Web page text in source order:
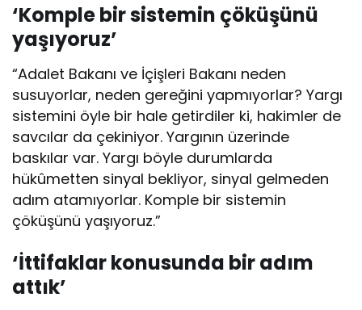
‘Komple bir sistemin çöküşünü
yaşıyoruz’
“Adalet Bakanı ve İçişleri Bakanı neden
susuyorlar, neden gereğini yapmıyorlar? Yargı
sistemini öyle bir hale getirdiler ki, hakimler de
savcılar da çekiniyor. Yargının üzerinde
baskılar var. Yargı böyle durumlarda
hükûmetten sinyal bekliyor, sinyal gelmeden
adım atamıyorlar. Komple bir sistemin
çöküşünü yaşıyoruz.”
‘İttifaklar konusunda bir adım
attık’